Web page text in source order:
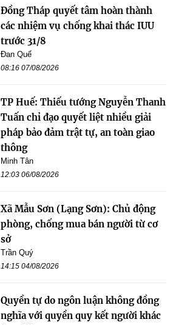
Đồng Tháp quyết tâm hoàn thành
các nhiệm vụ chống khai thác IUU
trước 31/8
Đan Quế
08:16 07/08/2026
TP Huế: Thiếu tướng Nguyễn Thanh
Tuấn chỉ đạo quyết liệt nhiều giải
pháp bảo đảm trật tự, an toàn giao
thông
Minh Tân
12:03 06/08/2026
Xã Mẫu Sơn (Lạng Sơn): Chủ động
phòng, chống mua bán người từ cơ
sở
Trần Quý
14:15 04/08/2026
Quyền tự do ngôn luận không đồng
nghĩa với quyền quy kết người khác